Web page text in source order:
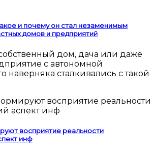
и почему он стал незаменимым
домов и предприятий
с автономной
наверняка сталкивались с такой
восприятие реальности
инф